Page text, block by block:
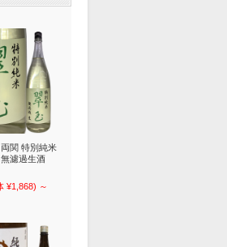
両関 特別純米
濾過生酒
¥1,868) ～